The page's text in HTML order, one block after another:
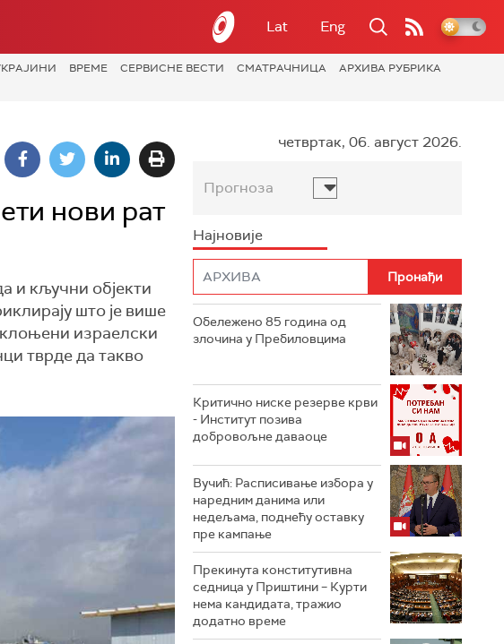
Lat Eng
ВРЕМЕ СЕРВИСНЕ ВЕСТИ СМАТРАЧНИЦА
АРХИВА РУБРИКА
нови рат
и кључни објекти
што је више
израелски
тврде да такво
четвртак, 06. август 2026.
Прогноза
Најновије
Обележено 85 година од
злочина у Пребиловцима
Критично ниске резерве крви
- Институт позива
добровољне даваоце
Вучић: Расписивање избора у
наредним данима или
недељама, поднећу оставку
пре кампање
Прекинута конститутивна
седница у Приштини – Курти
нема кандидата, тражио
додатно време